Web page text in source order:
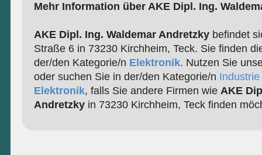
Mehr Information über AKE Dipl. Ing.
AKE Dipl. Ing. Waldemar Andretzkybefindet
Straße 6 in 73230 Kirchheim, Teck. Sie finden
der/den Kategorie/n Elektronik. Nutzen Sie
oder suchen Sie in der/den Kategorie/n
Elektronik, falls Sie andere Firmen wie AKE
Andretzkyin 73230 Kirchheim, Teck finden